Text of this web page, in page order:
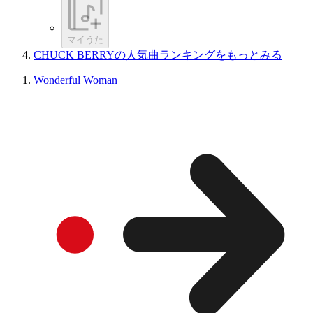
マイうた
CHUCK BERRYの人気曲ランキングをもっとみる
Wonderful Woman